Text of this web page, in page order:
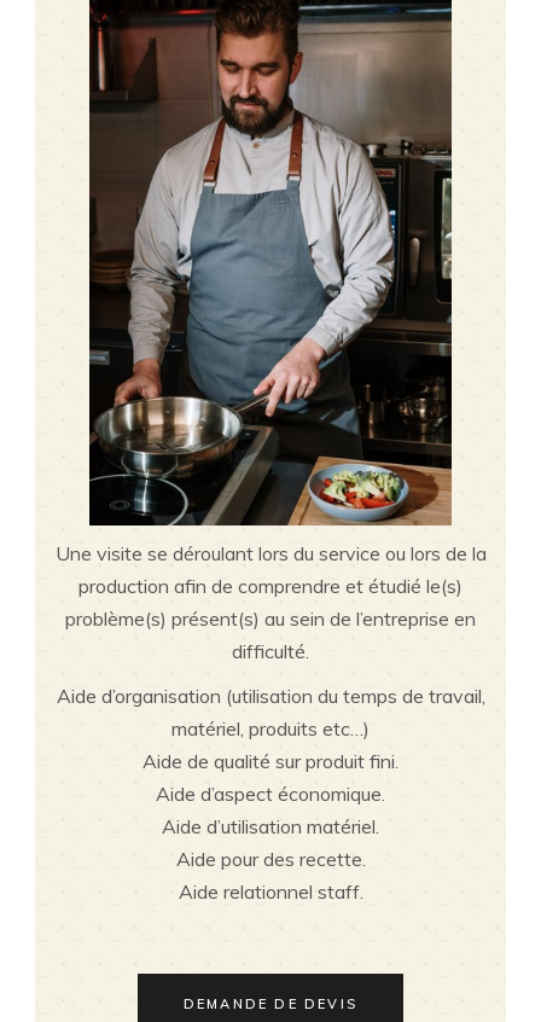
Une visite se déroulant lors du service ou lors de la
production afin de comprendre et étudié le(s)
problème(s) présent(s) au sein de l’entreprise en
difficulté.
Aide d’organisation (utilisation du temps de travail,
matériel, produits etc…)
Aide de qualité sur produit fini.
Aide d’aspect économique.
Aide d’utilisation matériel.
Aide pour des recette.
Aide relationnel staff.
DEMANDE DE DEVIS